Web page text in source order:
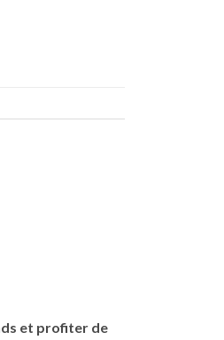
et profiter de